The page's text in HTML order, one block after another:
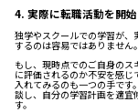
4. 実際に転職活動を開
独学やスクールでの学習が
するのは容易ではありません。
もし、現時点でのご自身の
に評価されるのか不安を感
入れてみるのも一つの手で
談し、自分の学習計画を適宜
す。